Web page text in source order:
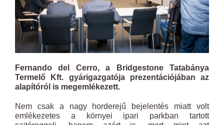
Fernando del Cerro, a Bridgestone Tatabánya
Termelő Kft. gyárigazgatója prezentációjában az
alapítóról is megemlékezett.
Nem csak a nagy horderejű bejelentés miatt volt
emlékezetes a környei ipari parkban tartott